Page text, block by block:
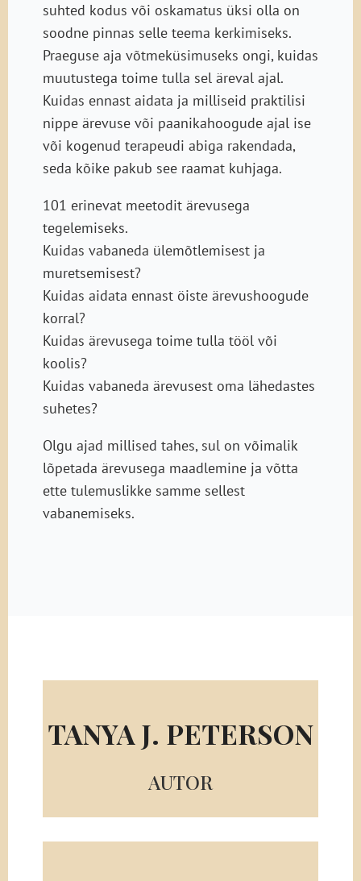
suhted kodus või oskamatus üksi olla on
soodne pinnas selle teema kerkimiseks.
Praeguse aja võtmeküsimuseks ongi, kuidas
muutustega toime tulla sel äreval ajal.
Kuidas ennast aidata ja milliseid praktilisi
nippe ärevuse või paanikahoogude ajal ise
või kogenud terapeudi abiga rakendada,
seda kõike pakub see raamat kuhjaga.
101 erinevat meetodit ärevusega
tegelemiseks.
Kuidas vabaneda ülemõtlemisest ja
muretsemisest?
Kuidas aidata ennast öiste ärevushoogude
korral?
Kuidas ärevusega toime tulla tööl või
koolis?
Kuidas vabaneda ärevusest oma lähedastes
suhetes?
Olgu ajad millised tahes, sul on võimalik
lõpetada ärevusega maadlemine ja võtta
ette tulemuslikke samme sellest
vabanemiseks.
TANYA J. PETERSON
AUTOR